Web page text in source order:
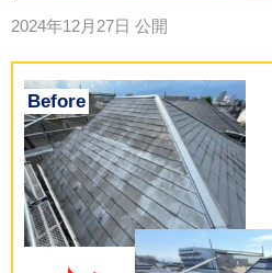
2024年12月27日 公開